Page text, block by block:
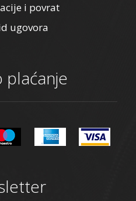
i povrat
ugovora
plaćanje